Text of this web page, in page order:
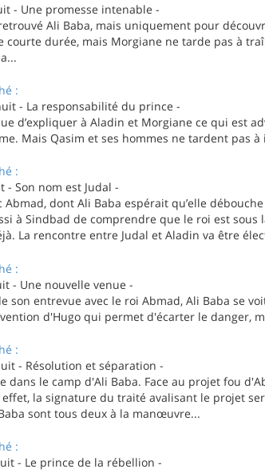
- Une promesse intenable -
Ali Baba, mais uniquement pour
courte durée, mais Morgiane ne tarde pas à
- La responsabilité du prince -
d’expliquer à Aladin et Morgiane ce qui est
Mais Qasim et ses hommes ne tardent pas
- Son nom est Judal -
Abmad, dont Ali Baba espérait qu’elle
à Sindbad de comprendre que le roi est
La rencontre entre Judal et Aladin va être
- Une nouvelle venue -
son entrevue avec le roi Abmad, Ali Baba se
d'Hugo qui permet d'écarter le danger,
- Résolution et séparation -
dans le camp d'Ali Baba. Face au projet fou
effet, la signature du traité avalisant le projet
sont tous deux à la manœuvre...
- Le prince de la rébellion -